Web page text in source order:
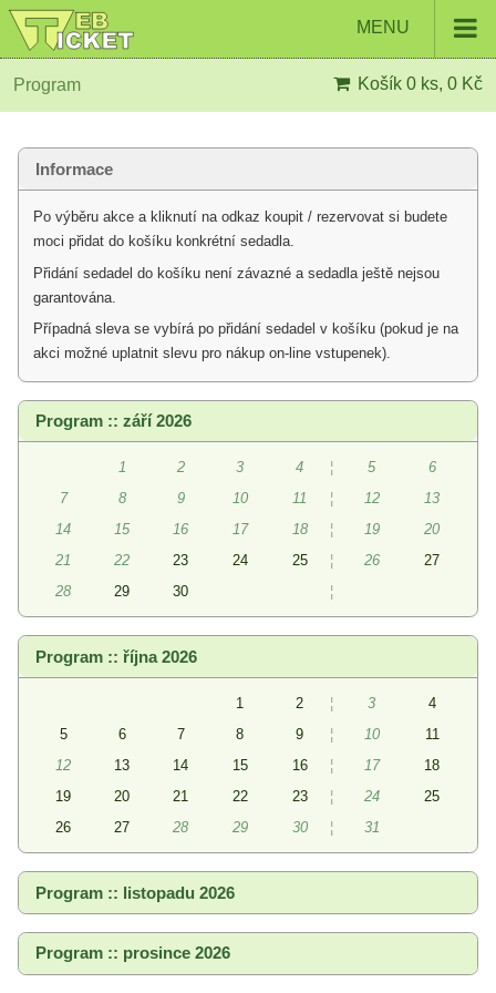
MENU
Program Košík 0 ks, 0 Kč
Informace
Po výběru akce a kliknutí na odkaz koupit / rezervovat si budete
moci přidat do košíku konkrétní sedadla.
Přidání sedadel do košíku není závazné a sedadla ještě nejsou
garantována.
Případná sleva se vybírá po přidání sedadel v košíku (pokud je na
akci možné uplatnit slevu pro nákup on-line vstupenek).
Program :: září 2026
1 2 3 4 ¦ 5
6
7
8 9 10 11 ¦ 12
13
14
15 16 17 18 ¦ 19
20
21
22 23 24 25 ¦ 26
27
28
29 30 ¦
Program :: října 2026
1 2 ¦ 3
4
5
6 7 8 9 ¦ 10
11
12
13 14 15 16 ¦ 17
18
19
20 21 22 23 ¦ 24
25
26
27 28 29 30 ¦ 31
Program :: listopadu 2026
Program :: prosince 2026